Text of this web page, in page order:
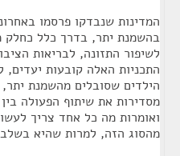
המדינות שנבדקו פרסמו
בהשמנת יתר, בדרך כלל כחלק
לשיפור התזונה, לבריאות
התכניות האלה קובעות
הילדים שסובלים מהשמנת יתר,
מסדירות את שיתוף הפעולה
ואומרות מה כל אחד צריך
מהסוג הזה, למרות שהיא